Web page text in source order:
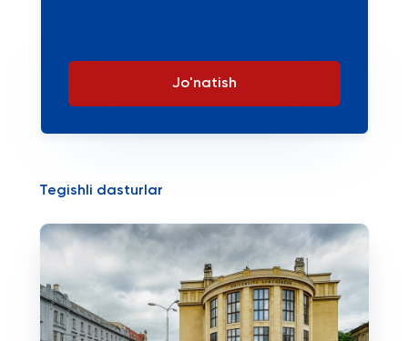
Jo'natish
Tegishli dasturlar